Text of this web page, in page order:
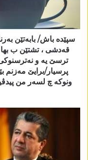
سپێدە باش/ بابەتێن
قەدشی ، تشتێن ب بھا
ترسێ یە و
پرسیار/برایێ مەزنم